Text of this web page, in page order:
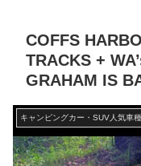
COFFS
TRACKS +
GRAHAM IS
キャンピングカー・SUV人気車種